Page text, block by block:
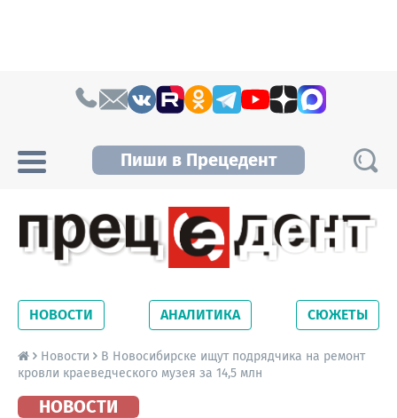
Пиши в Прецедент
Новосибирской области. Читайте свежие
новости на сайте сетевого издания
Precedent.
НОВОСТИ АНАЛИТИКА СЮЖЕТЫ
Новости
В Новосибирске ищут подрядчика на ремонт
кровли краеведческого музея за 14,5 млн
НОВОСТИ